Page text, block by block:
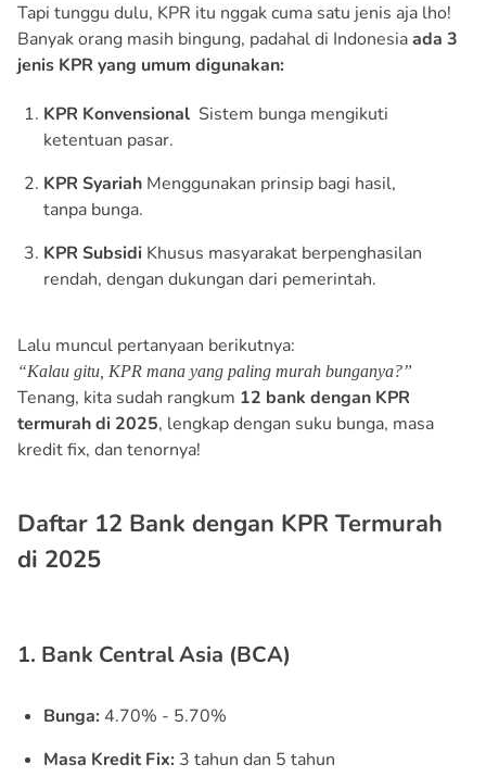
Tapi tunggu dulu, KPR itu nggak cuma satu jenis aja lho!
Banyak orang masih bingung, padahal di Indonesiaada 3
jenis KPR yang umum digunakan:
KPR Konvensional Sistem bunga mengikuti
ketentuan pasar.
KPR Syariah Menggunakan prinsip bagi hasil,
tanpa bunga.
KPR Subsidi Khusus masyarakat berpenghasilan
rendah, dengan dukungan dari pemerintah.
Lalu muncul pertanyaan berikutnya:
“Kalau gitu, KPR mana yang paling murah bunganya?”
Tenang, kita sudah rangkum 12 bank dengan KPR
termurah di 2025, lengkap dengan suku bunga, masa
kredit fix, dan tenornya!
Daftar 12 Bank dengan KPR Termurah
di 2025
1. Bank Central Asia (BCA)
Bunga: 4.70% - 5.70%
Masa Kredit Fix: 3 tahun dan 5 tahun